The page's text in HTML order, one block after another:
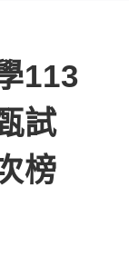
113
試
榜